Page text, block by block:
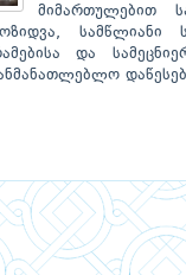
მიმართულებით
სამწლიანი
და